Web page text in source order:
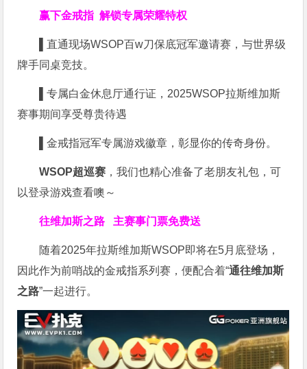
赢下金戒指解锁专属荣耀特权
直通现场WSOP百w刀保底冠军邀请赛，与世界级
牌手同桌竞技。
▌专属白金休息厅通行证，2025WSOP拉斯维加斯
赛事期间享受尊贵待遇
▌金戒指冠军专属游戏徽章，彰显你的传奇身份。
WSOP超巡赛 ，我们也精心准备了老朋友礼包，可
以登录游戏查看噢～
往维加斯之路 主赛事门票免费送
随着2025年拉斯维加斯WSOP即将在5月底登场，
因此作为前哨战的金戒指系列赛，便配合着“通往维加斯
之路”一起进行。